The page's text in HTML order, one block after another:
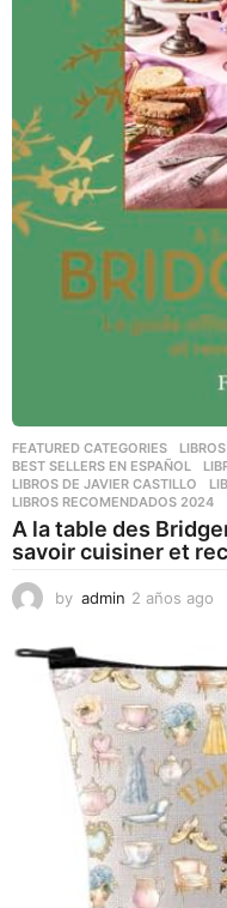
FEATURED CATEGORIES ,LIBROS
BEST SELLERS EN ESPAÑOL
,
LIBROS DE JAVIER CASTILLO
,
LIBROS RECOMENDADOS 2024
A la table des
savoir cuisiner et
by admin 2 años ago
o
s
a
g
o